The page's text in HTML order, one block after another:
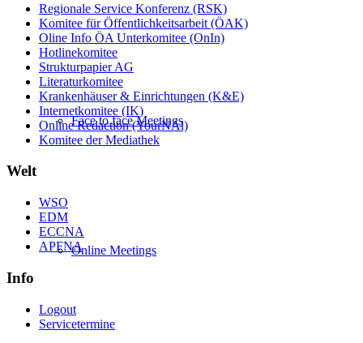
Face to face Meetings
Online Meetings
Regionale Service Konferenz (RSK)
Komitee für Öffentlichkeitsarbeit (ÖAK)
Oline Info ÖA Unterkomitee (OnIn)
Hotlinekomitee
Strukturpapier AG
Literaturkomitee
Krankenhäuser & Einrichtungen (K&E)
Internetkomitee (IK)
Online Redaction (YourNAl)
Komitee der Mediathek
Welt
WSO
EDM
ECCNA
APFNA
Info
Logout
Servicetermine